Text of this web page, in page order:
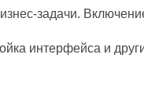
задачи.
интерфейса и